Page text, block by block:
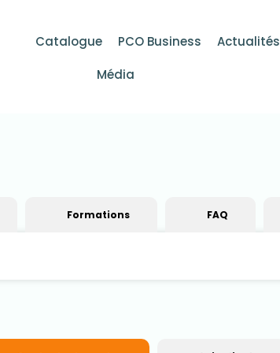
Catalogue PCO Business Actualités
Média
Formations FAQ